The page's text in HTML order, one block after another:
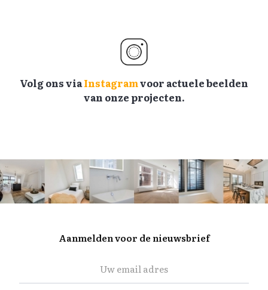
Volg ons viaInstagramvoor actuele beelden
van onze projecten.
Aanmelden voor de nieuwsbrief